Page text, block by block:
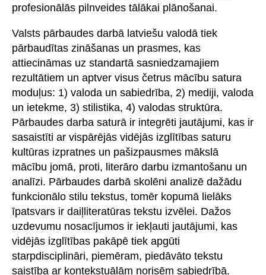
profesionālās pilnveides tālākai plānošanai.
Valsts pārbaudes darbā latviešu valodā tiek
pārbaudītas zināšanas un prasmes, kas
attiecināmas uz standartā sasniedzamajiem
rezultātiem un aptver visus četrus mācību satura
moduļus: 1) valoda un sabiedrība, 2) mediji, valoda
un ietekme, 3) stilistika, 4) valodas struktūra.
Pārbaudes darba saturā ir integrēti jautājumi, kas ir
sasaistīti ar vispārējās vidējās izglītības saturu
kultūras izpratnes un pašizpausmes mākslā
mācību jomā, proti, literāro darbu izmantošanu un
analīzi. Pārbaudes darbā skolēni analizē dažādu
funkcionālo stilu tekstus, tomēr kopumā lielāks
īpatsvars ir daiļliteratūras tekstu izvēlei. Dažos
uzdevumu nosacījumos ir iekļauti jautājumi, kas
vidējās izglītības pakāpē tiek apgūti
starpdisciplināri, piemēram, piedāvāto tekstu
saistība ar kontekstuālām norisēm sabiedrībā.